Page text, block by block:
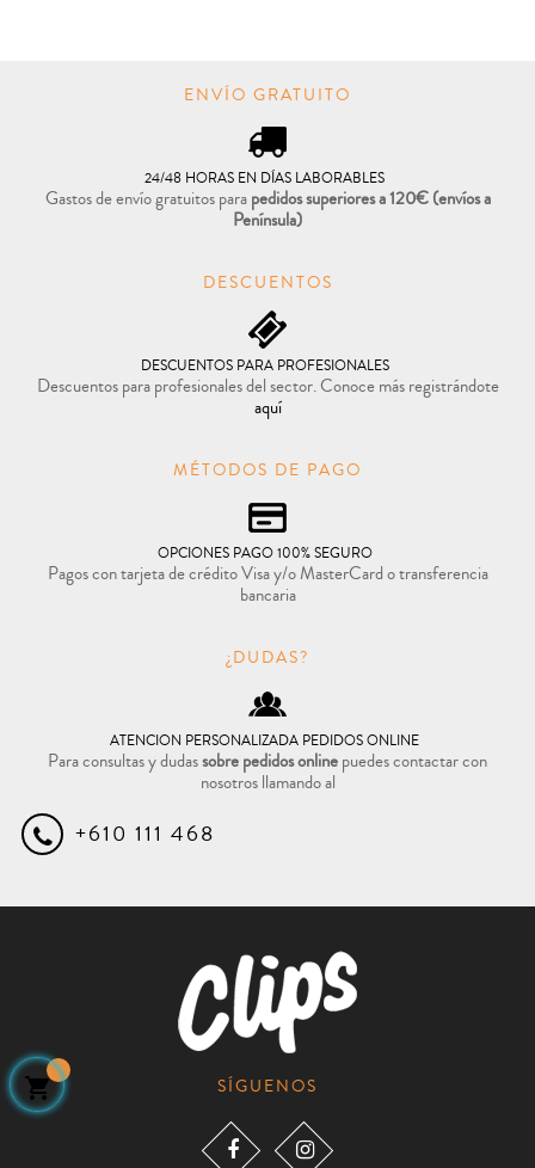
ENVÍO GRATUITO
24/48 HORAS EN DÍAS LABORABLES
Gastos de envío gratuitos parapedidos superiores a 120€(envíos a
Península)
DESCUENTOS
DESCUENTOS PARA PROFESIONALES
Descuentos para profesionales del sector. Conoce más registrándote
aquí
MÉTODOS DE PAGO
OPCIONES PAGO 100% SEGURO
Pagos con tarjeta de crédito Visa y/o MasterCard o transferencia
bancaria
¿DUDAS?
ATENCION PERSONALIZADA PEDIDOS ONLINE
Para consultas y dudassobre pedidos onlinepuedes contactar con
nosotros llamando al
+610 111 468
SÍGUENOS
